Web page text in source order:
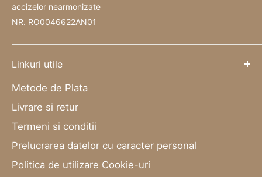
accizelor nearmonizate
NR. RO0046622AN01
Linkuri utile
Metode de Plata
Livrare si retur
Termeni si conditii
Prelucrarea datelor cu caracter personal
Politica de utilizare Cookie-uri